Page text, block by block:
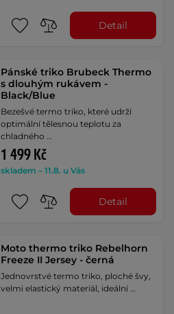
Detail
Pánské triko Brubeck Thermo
s dlouhým rukávem -
Black/Blue
Bezešvé termo triko, které udrží
optimální tělesnou teplotu za
chladného …
1 499 Kč
skladem – 11.8. u Vás
Detail
Moto thermo triko Rebelhorn
Freeze II Jersey - černá
Jednovrstvé termo triko, ploché švy,
velmi elastický materiál, ideální …